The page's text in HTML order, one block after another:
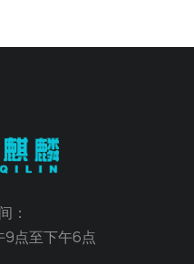
：
9点至下午6点